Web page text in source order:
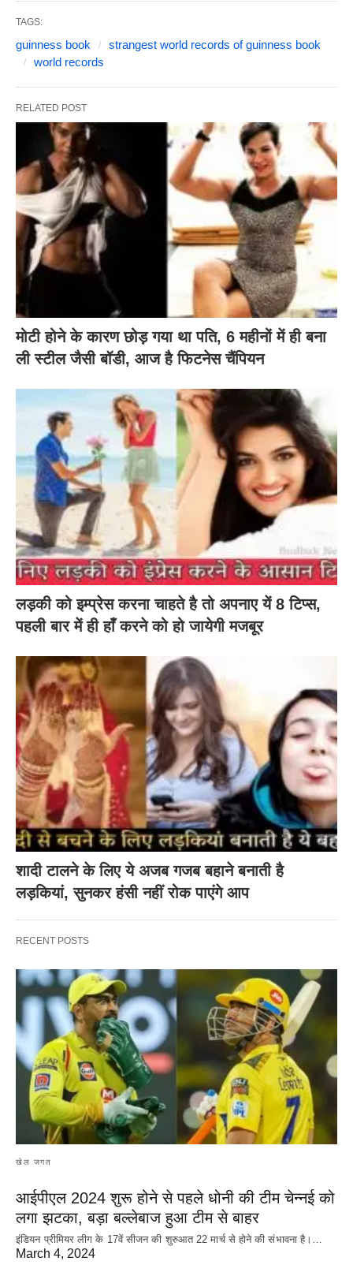
TAGS:
guinness book
strangest world records of guinness book
world records
RELATED POST
मोटी होने के कारण छोड़ गया था पति, 6 महीनों में ही बना
ली स्टील जैसी बॉडी, आज है फिटनेस चैंपियन
लड़की को इम्प्रेस करना चाहते है तो अपनाए यें 8 टिप्स,
पहली बार में ही हाँ करने को हो जायेगी मजबूर
शादी टालने के लिए ये अजब गजब बहाने बनाती है
लड़कियां, सुनकर हंसी नहीं रोक पाएंगे आप
RECENT POSTS
खेल जगत
आईपीएल 2024 शुरू होने से पहले धोनी की टीम चेन्नई को
लगा झटका, बड़ा बल्लेबाज हुआ टीम से बाहर
इंडियन प्रीमियर लीग के 17वें सीजन की शुरुआत 22 मार्च से होने की संभावना है।…
March 4, 2024